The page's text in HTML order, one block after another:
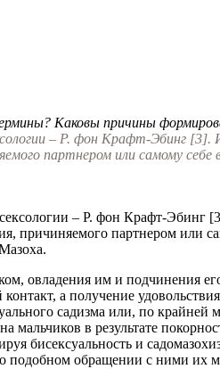
Каковы причины
– Р. фон Крафт-Эбинг
партнером или самому
– Р. фон Крафт-
причиняемого партнером
овладения им и подчинения
а получение
садизма или, по
мальчиков в результате
бисексуальность и
подобном обращении с ними их